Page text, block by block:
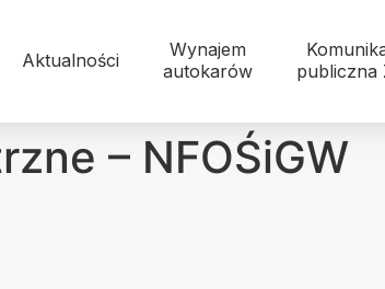
Aktualności
Wynajem
autokarów
publiczna
– NFOŚiGW